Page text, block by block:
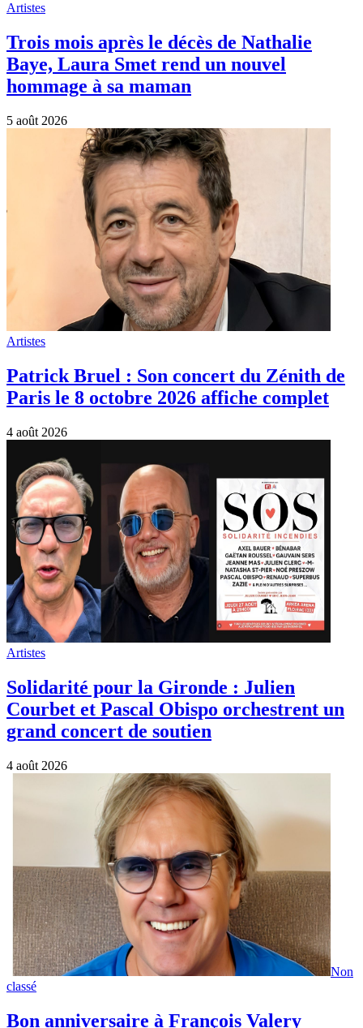
Artistes
Trois mois après le décès de Nathalie
Baye, Laura Smet rend un nouvel
hommage à sa maman
5 août 2026
Artistes
Patrick Bruel : Son concert du Zénith de
Paris le 8 octobre 2026 affiche complet
4 août 2026
Artistes
Solidarité pour la Gironde : Julien
Courbet et Pascal Obispo orchestrent un
grand concert de soutien
4 août 2026
Non
classé
Bon anniversaire à François Valery